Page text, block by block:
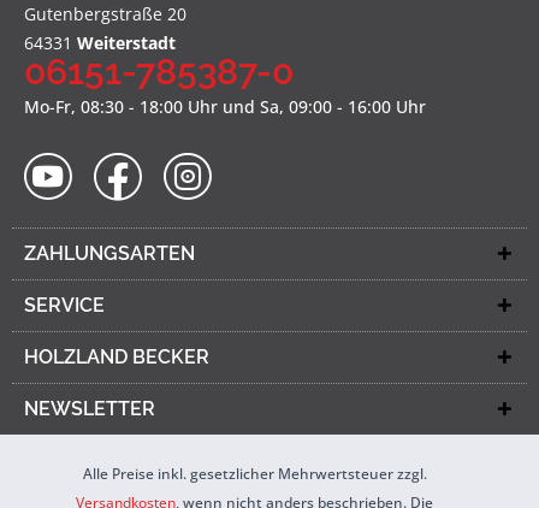
Gutenbergstraße 20
64331 Weiterstadt
06151-785387-0
Mo-Fr, 08:30 - 18:00 Uhr und Sa, 09:00 - 16:00 Uhr
ZAHLUNGSARTEN
SERVICE
HOLZLAND BECKER
NEWSLETTER
Alle Preise inkl. gesetzlicher Mehrwertsteuer zzgl.
Versandkosten, wenn nicht anders beschrieben. Die